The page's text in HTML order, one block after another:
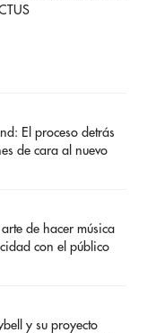
El proceso detrás
de cara al nuevo
de hacer música
con el público
y su proyecto